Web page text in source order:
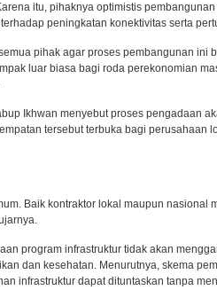
itu, pihaknya optimistis
peningkatan konektivitas serta
pihak agar proses pembangunan ini
luar biasa bagi roda perekonomian
Ikhwan menyebut proses pengadaan
tersebut terbuka bagi perusahaan
Baik kontraktor lokal maupun nasional
program infrastruktur tidak akan
dan kesehatan. Menurutnya, skema
infrastruktur dapat dituntaskan tanpa